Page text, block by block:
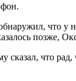
что
позже,
сказал, что